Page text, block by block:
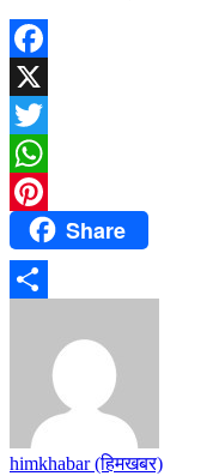
Facebook
X
Twitter
WhatsApp
PinterestShare
himkhabar (हिमखबर)